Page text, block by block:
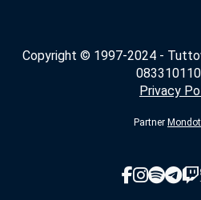
Copyright © 1997-2024 -
Privacy
Partner